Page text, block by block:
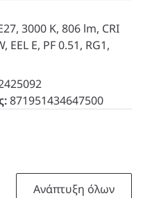
3000 K, 806 lm, CRI
EEL E, PF 0.51, RG1,
871951434647500
Ανάπτυξη όλων